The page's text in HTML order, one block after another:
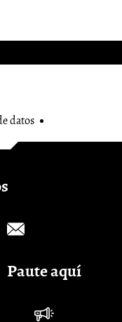
datos
Paute aquí